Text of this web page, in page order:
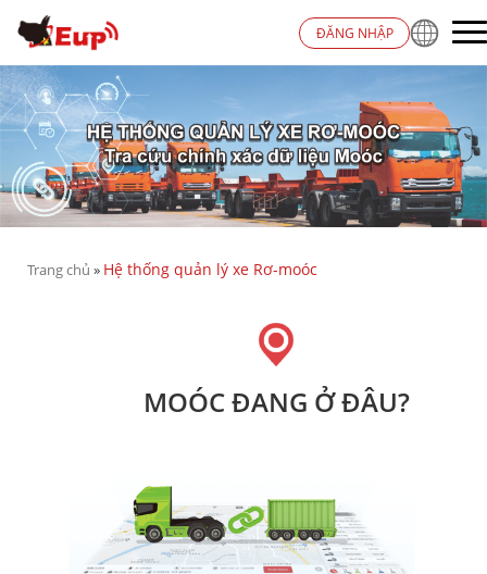
ĐĂNG NHẬP
Trang chủ » Hệ thống quản lý xe Rơ-moóc
MOÓC ĐANG Ở ĐÂU?